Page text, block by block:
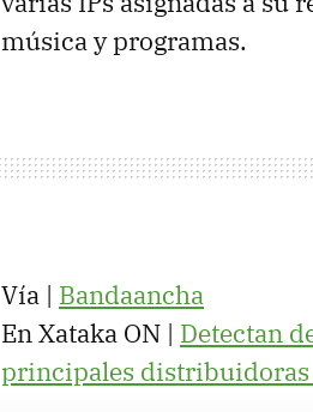
música y programas.
Vía | Bandaancha
En Xataka ON | Detectan
principales distribuidoras